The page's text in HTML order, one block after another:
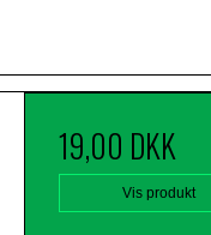
19,00 DKK
Vis produkt